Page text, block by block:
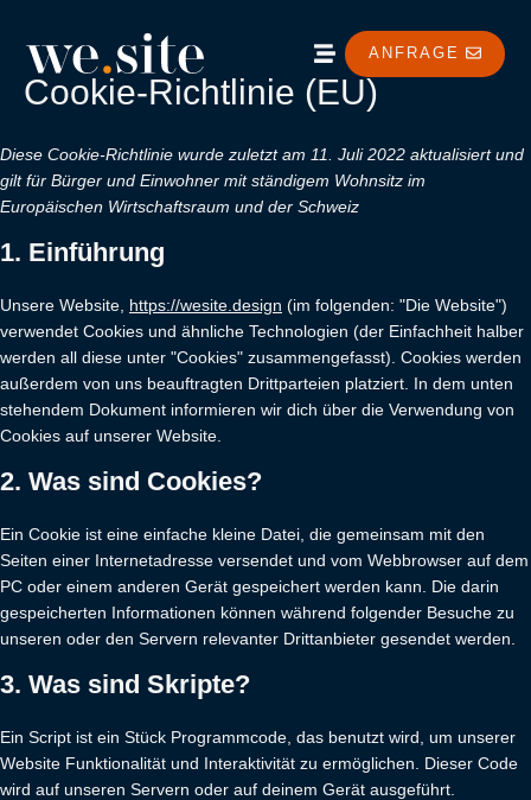
ANFRAGE
Cookie-Richtlinie (EU)
Diese Cookie-Richtlinie wurde zuletzt am 11. Juli 2022 aktualisiert und
gilt für Bürger und Einwohner mit ständigem Wohnsitz im
Europäischen Wirtschaftsraum und der Schweiz
1. Einführung
Unsere Website, https://wesite.design (im folgenden: "Die Website")
verwendet Cookies und ähnliche Technologien (der Einfachheit halber
werden all diese unter "Cookies" zusammengefasst). Cookies werden
außerdem von uns beauftragten Drittparteien platziert. In dem unten
stehendem Dokument informieren wir dich über die Verwendung von
Cookies auf unserer Website.
2. Was sind Cookies?
Ein Cookie ist eine einfache kleine Datei, die gemeinsam mit den
Seiten einer Internetadresse versendet und vom Webbrowser auf dem
PC oder einem anderen Gerät gespeichert werden kann. Die darin
gespeicherten Informationen können während folgender Besuche zu
unseren oder den Servern relevanter Drittanbieter gesendet werden.
3. Was sind Skripte?
Ein Script ist ein Stück Programmcode, das benutzt wird, um unserer
Website Funktionalität und Interaktivität zu ermöglichen. Dieser Code
wird auf unseren Servern oder auf deinem Gerät ausgeführt.